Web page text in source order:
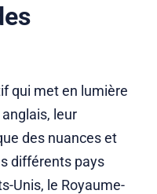
qui met en lumière
leur
des nuances et
différents pays
Unis, le Royaume-